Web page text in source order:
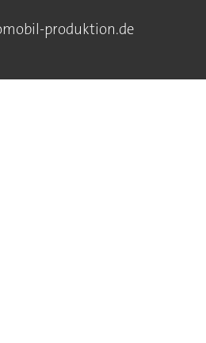
produktion.de